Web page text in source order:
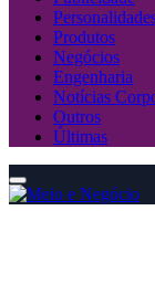
Produtos
Negócios
Engenharia
Notícias
Outros
Últimas